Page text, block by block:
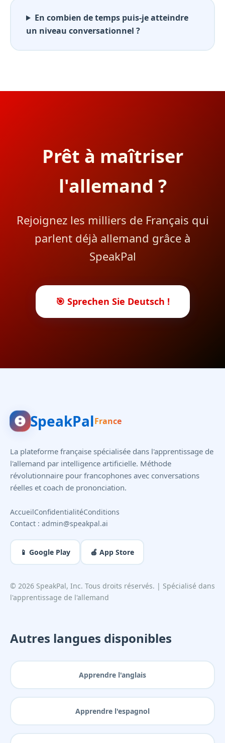
En combien de temps puis-je atteindre
un niveau conversationnel ?
Prêt à maîtriser
l'allemand ?
Rejoignez les milliers de Français qui
parlent déjà allemand grâce à
SpeakPal
🎯 Sprechen Sie Deutsch !
SpeakPalFrance
La plateforme française spécialisée dans l'apprentissage de
l'allemand par intelligence artificielle. Méthode
révolutionnaire pour francophones avec conversations
réelles et coach de prononciation.
AccueilConfidentialitéConditions
Contact : admin@speakpal.ai
📱 Google Play 🍎 App Store
© 2026 SpeakPal, Inc. Tous droits réservés. | Spécialisé dans
l'apprentissage de l'allemand
Autres langues disponibles
Apprendre l'anglais
Apprendre l'espagnol